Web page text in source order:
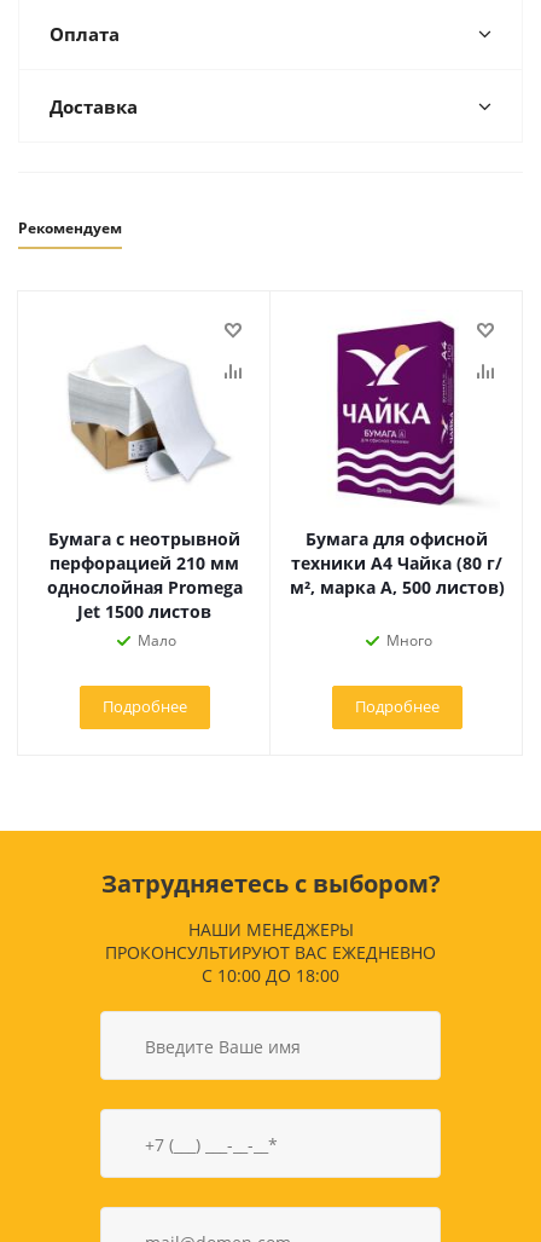
Оплата
Доставка
Рекомендуем
Бумага с неотрывной
перфорацией 210 мм
однослойная Promega
Jet 1500 листов
Мало
Подробнее
Бумага для офисной
техники А4 Чайка (80 г/
м², марка А, 500 листов)
Много
Подробнее
Затрудняетесь с выбором?
НАШИ МЕНЕДЖЕРЫ
ПРОКОНСУЛЬТИРУЮТ ВАС ЕЖЕДНЕВНО
С 10:00 ДО 18:00